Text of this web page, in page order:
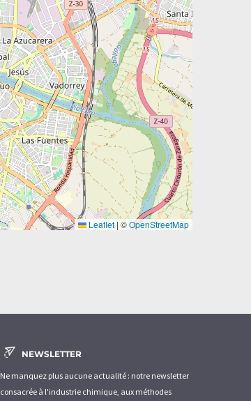
Leaflet | ©OpenStreetMap
NEWSLETTER
Ne manquez plus aucune actualité : notre newsletter
consacrée à l'industrie chimique, aux méthodes